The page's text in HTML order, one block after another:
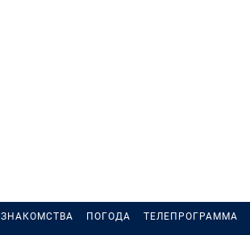
ЗНАКОМСТВА ПОГОДА ТЕЛЕПРОГРАММА